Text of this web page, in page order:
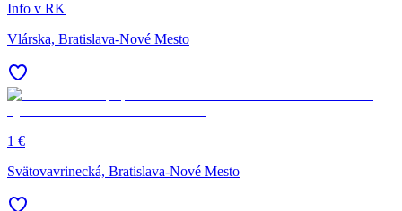
Info v RK
Vlárska, Bratislava-Nové Mesto
1 €
Svätovavrinecká, Bratislava-Nové Mesto